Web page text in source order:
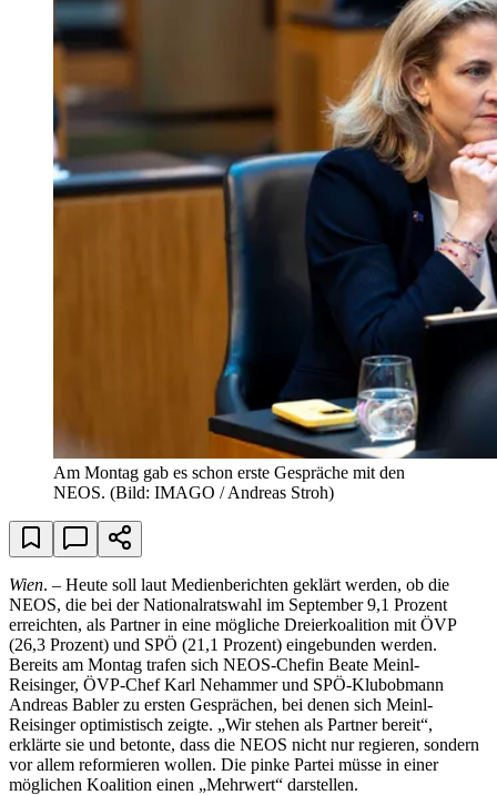
Am Montag gab es schon erste Gespräche mit den
NEOS. (Bild: IMAGO / Andreas Stroh)
Wien. – Heute soll laut Medienberichten geklärt werden, ob die
NEOS, die bei der Nationalratswahl im September 9,1 Prozent
erreichten, als Partner in eine mögliche Dreierkoalition mit ÖVP
(26,3 Prozent) und SPÖ (21,1 Prozent) eingebunden werden.
Bereits am Montag trafen sich NEOS-Chefin Beate Meinl-
Reisinger, ÖVP-Chef Karl Nehammer und SPÖ-Klubobmann
Andreas Babler zu ersten Gesprächen, bei denen sich Meinl-
Reisinger optimistisch zeigte. „Wir stehen als Partner bereit“,
erklärte sie und betonte, dass die NEOS nicht nur regieren, sondern
vor allem reformieren wollen. Die pinke Partei müsse in einer
möglichen Koalition einen „Mehrwert“ darstellen.